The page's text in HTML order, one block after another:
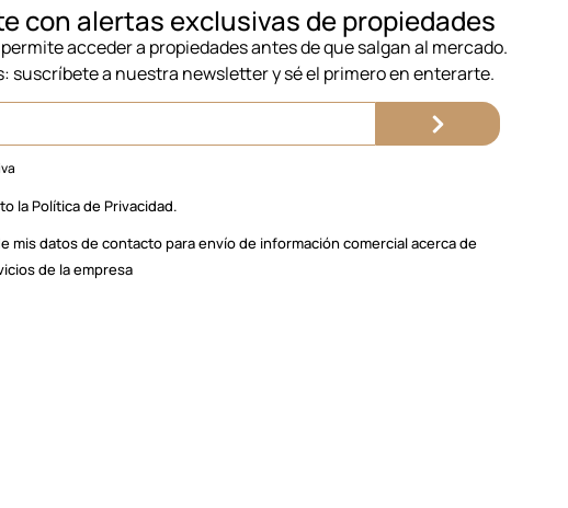
con alertas exclusivas de propiedades
acceder a propiedades antes de que salgan al mercado.
suscríbete a nuestra newsletter y sé el primero en enterarte.
laPolítica de Privacidad.
mis datos de contacto para envío de información comercial acerca de
de la empresa